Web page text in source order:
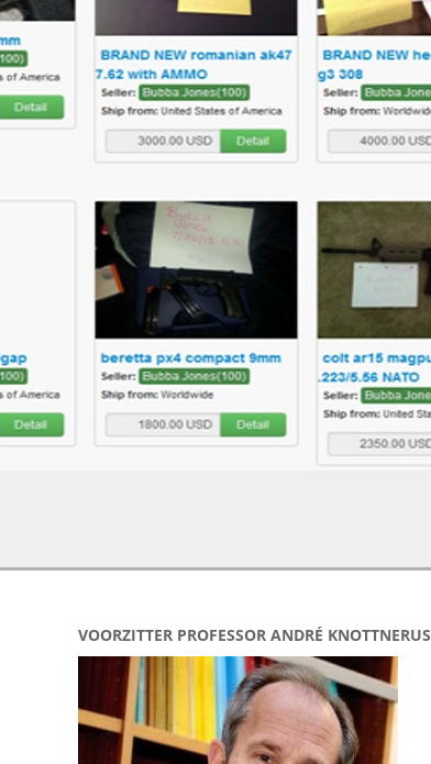
VOORZITTER PROFESSOR ANDRÉ KNOTTNERUS